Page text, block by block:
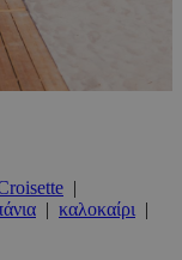
|
| καλοκαίρι |